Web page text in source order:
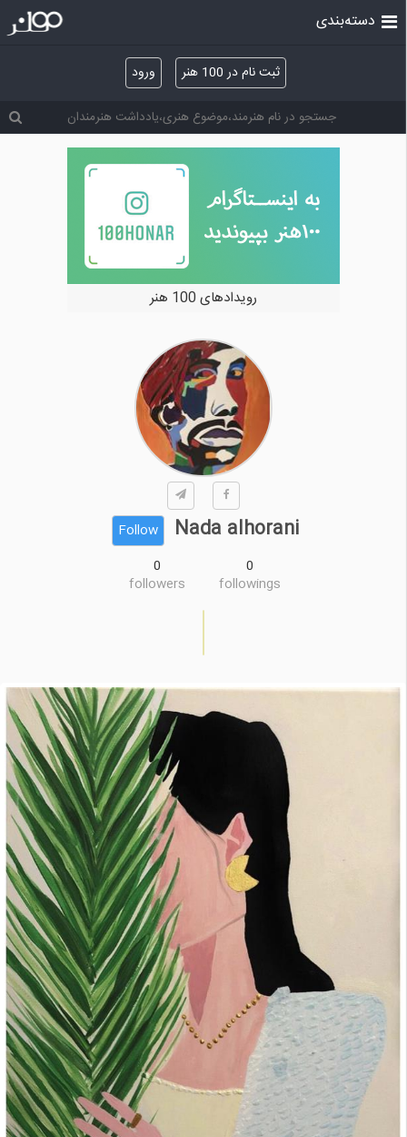
ثبت نام در 100 هنر ورود
دسته‌بندی
رویدادهای 100 هنر
Nada alhorani
Follow
0
followings
0
followers